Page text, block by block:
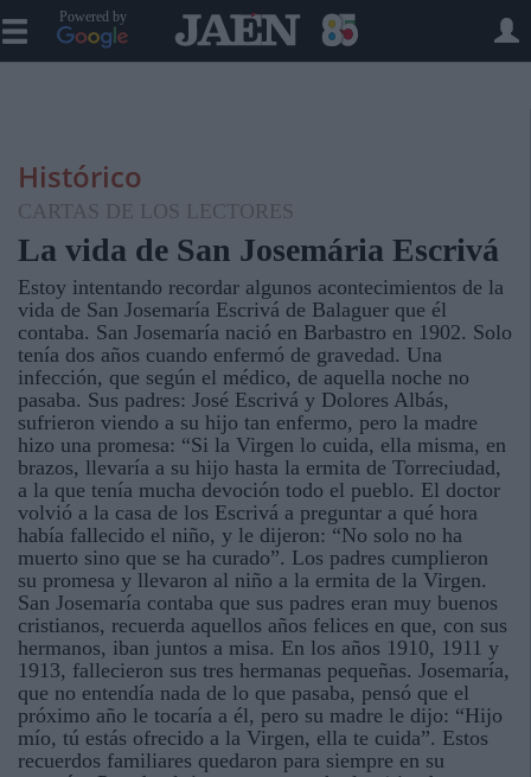
Powered by
Histórico
CARTAS DE LOS LECTORES
La vida de San Josemária Escrivá
Estoy intentando recordar algunos acontecimientos de la
vida de San Josemaría Escrivá de Balaguer que él
contaba. San Josemaría nació en Barbastro en 1902. Solo
tenía dos años cuando enfermó de gravedad. Una
infección, que según el médico, de aquella noche no
pasaba. Sus padres: José Escrivá y Dolores Albás,
sufrieron viendo a su hijo tan enfermo, pero la madre
hizo una promesa: “Si la Virgen lo cuida, ella misma, en
brazos, llevaría a su hijo hasta la ermita de Torreciudad,
a la que tenía mucha devoción todo el pueblo. El doctor
volvió a la casa de los Escrivá a preguntar a qué hora
había fallecido el niño, y le dijeron: “No solo no ha
muerto sino que se ha curado”. Los padres cumplieron
su promesa y llevaron al niño a la ermita de la Virgen.
San Josemaría contaba que sus padres eran muy buenos
cristianos, recuerda aquellos años felices en que, con sus
hermanos, iban juntos a misa. En los años 1910, 1911 y
1913, fallecieron sus tres hermanas pequeñas. Josemaría,
que no entendía nada de lo que pasaba, pensó que el
próximo año le tocaría a él, pero su madre le dijo: “Hijo
mío, tú estás ofrecido a la Virgen, ella te cuida”. Estos
recuerdos familiares quedaron para siempre en su